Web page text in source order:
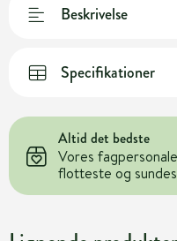
Beskrivelse
Specifikationer
Altid det bedste
Vores
flotteste og